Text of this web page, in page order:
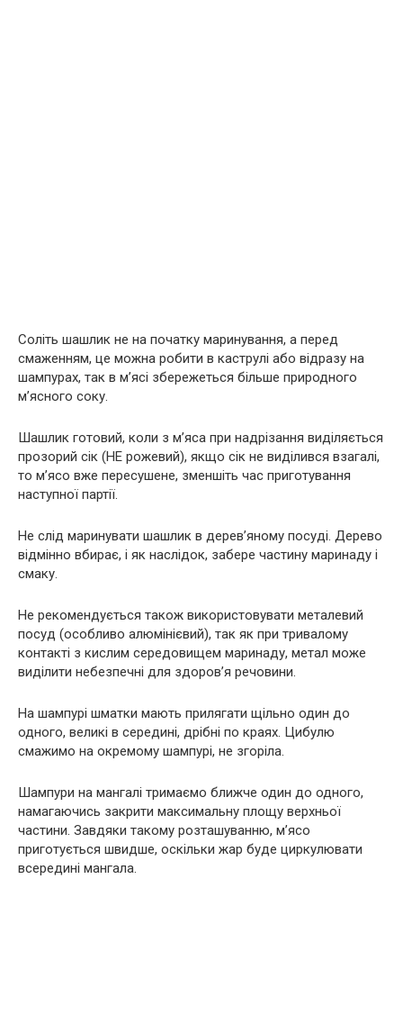
Соліть шашлик не на початку маринування, а перед
смаженням, це можна робити в каструлі або відразу на
шампурах, так в м’ясі збережеться більше природного
м’ясного соку.
Шашлик готовий, коли з м’яса при надрізання виділяється
прозорий сік (НЕ рожевий), якщо сік не виділився взагалі,
то м’ясо вже пересушене, зменшіть час приготування
наступної партії.
Не слід маринувати шашлик в дерев’яному посуді. Дерево
відмінно вбирає, і як наслідок, забере частину маринаду і
смаку.
Не рекомендується також використовувати металевий
посуд (особливо алюмінієвий), так як при тривалому
контакті з кислим середовищем маринаду, метал може
виділити небезпечні для здоров’я речовини.
На шампурі шматки мають прилягати щільно один до
одного, великі в середині, дрібні по краях. Цибулю
смажимо на окремому шампурі, не згоріла.
Шампури на мангалі тримаємо ближче один до одного,
намагаючись закрити максимальну площу верхньої
частини. Завдяки такому розташуванню, м’ясо
приготується швидше, оскільки жар буде циркулювати
всередині мангала.